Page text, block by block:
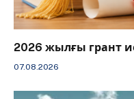
2026 жылғы грант
07.08.2026